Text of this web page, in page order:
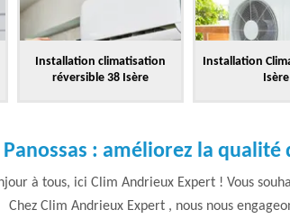
Installation climatisation
réversible 38 Isère
Installation
Isère
Panossas : améliorez la
à tous, ici Clim Andrieux Expert ! Vous
Chez Clim Andrieux Expert , nous nous